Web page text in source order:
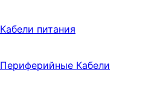
Кабели питания
Периферийные Кабели